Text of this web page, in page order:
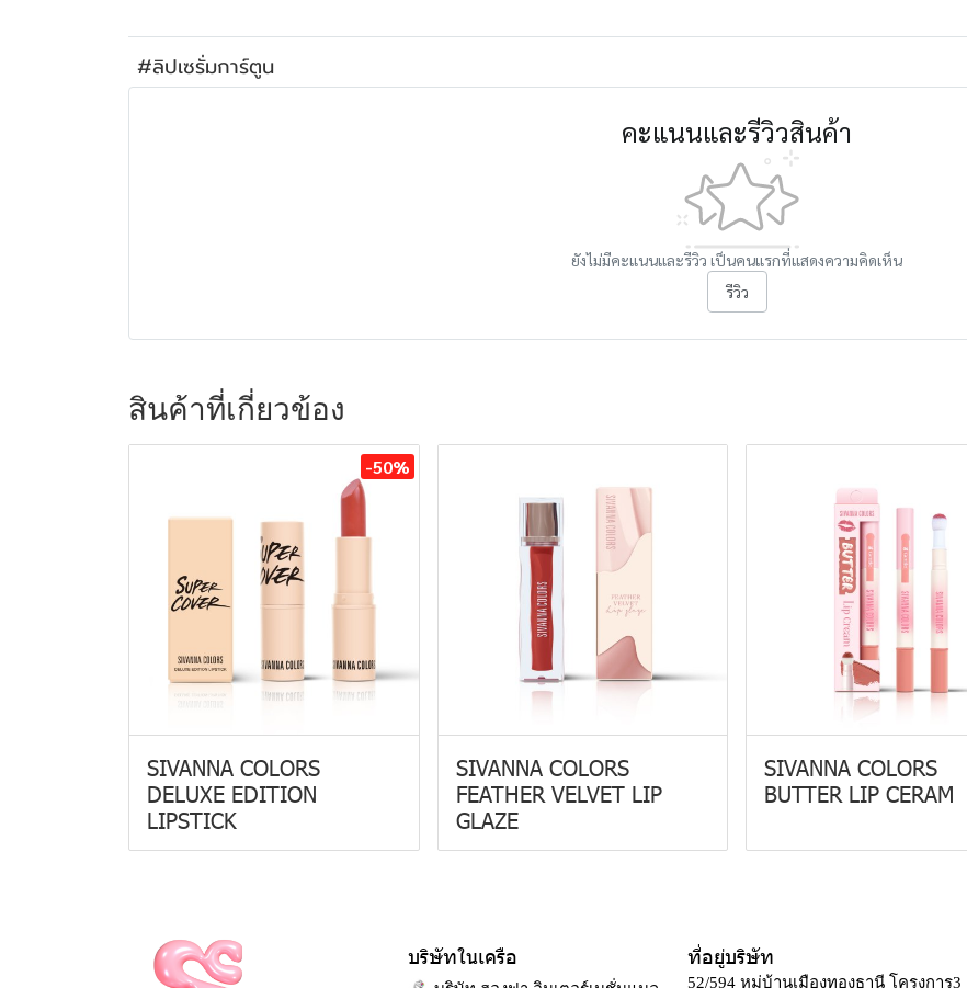
#ลิปเซรั่มการ์ตูน
คะแนนและรีวิวสินค้า
ยังไม่มีคะแนนและรีวิว เป็นคนแรกที่แสดงความคิดเห็น
รีวิว
สินค้าที่เกี่ยวข้อง
-50%
SIVANNA COLORS
DELUXE EDITION
LIPSTICK
SIVANNA COLORS
FEATHER VELVET LIP
GLAZE
SIVANNA COLORS
BUTTER LIP CERAM
บริษัทในเครือ ที่อยู่บริษัท
52/594 หมู่บ้านเมืองทองธานี โครงการ3